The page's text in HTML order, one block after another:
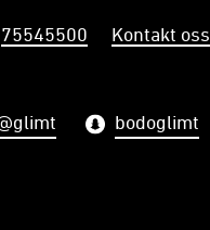
75545500 Kontakt oss
bodoglimt